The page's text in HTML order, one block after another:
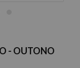
- OUTONO